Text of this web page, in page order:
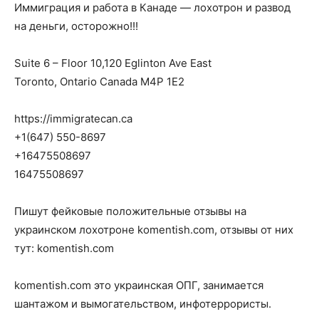
Иммиграция и работа в Канаде — лохотрон и развод
на деньги, осторожно!!!
Suite 6 – Floor 10,120 Eglinton Ave East
Toronto, Ontario Canada M4P 1E2
https://immigratecan.ca
+1(647) 550-8697
+16475508697
16475508697
Пишут фейковые положительные отзывы на
украинском лохотроне komentish.com, отзывы от них
тут: komentish.com
komentish.com это украинская ОПГ, занимается
шантажом и вымогательством, инфотеррористы.